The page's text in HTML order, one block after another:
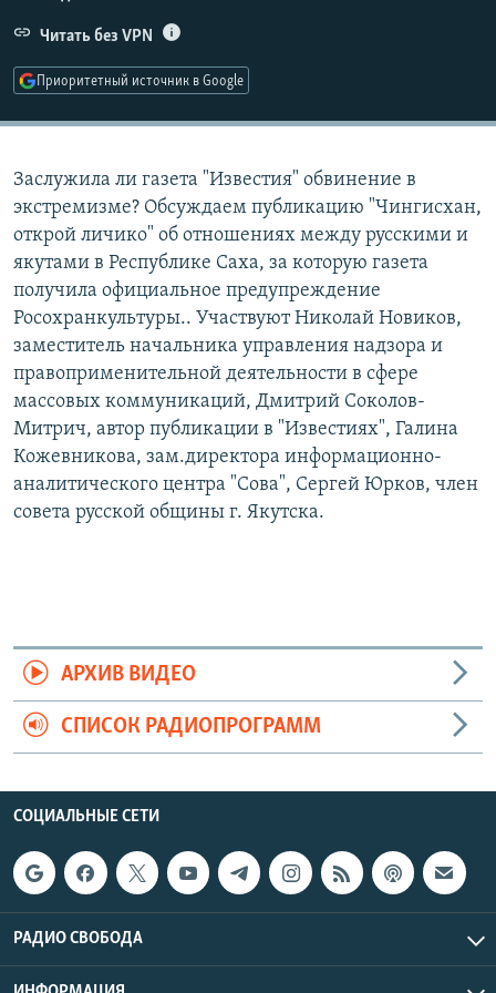
РАСПИСАНИЕ ВЕЩАНИЯ
СОЦИАЛЬНЫЕ СЕТИ
Все сайты РСЕ/РС
Читать без VPN
Приоритетный источник в Google
Заслужила ли газета "Известия" обвинение в
экстремизме? Обсуждаем публикацию "Чингисхан,
открой личико" об отношениях между русскими и
якутами в Республике Саха, за которую газета
получила официальное предупреждение
Росохранкультуры.. Участвуют Николай Новиков,
заместитель начальника управления надзора и
правоприменительной деятельности в сфере
массовых коммуникаций, Дмитрий Соколов-
Митрич, автор публикации в "Известиях", Галина
Кожевникова, зам.директора информационно-
аналитического центра "Сова", Сергей Юрков, член
совета русской общины г. Якутска.
АРХИВ ВИДЕО
СПИСОК РАДИОПРОГРАММ
СОЦИАЛЬНЫЕ СЕТИ
РАДИО СВОБОДА